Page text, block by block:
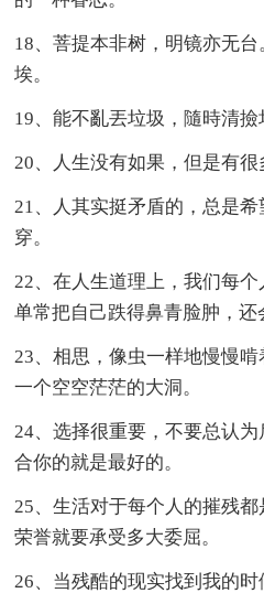
18、菩提本非树，明镜亦无
埃。
19、能不亂丟垃圾，隨時清撿
20、人生没有如果，但是有很
21、人其实挺矛盾的，总是
穿。
22、在人生道理上，我们每
单常把自己跌得鼻青脸肿，还
23、相思，像虫一样地慢慢
一个空空茫茫的大洞。
24、选择很重要，不要总认
合你的就是最好的。
25、生活对于每个人的摧残
荣誉就要承受多大委屈。
26、当残酷的现实找到我的